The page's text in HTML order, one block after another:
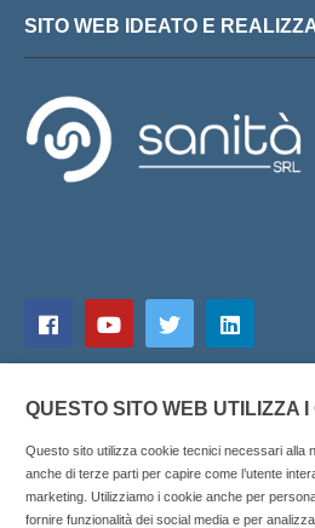
SITO WEB IDEATO E
QUESTO SITO WEB UTILIZZA I
Questo sito utilizza cookie tecnici necessari alla
anche di terze parti per capire come l’utente
marketing. Utilizziamo i cookie anche per
fornire funzionalità dei social media e per